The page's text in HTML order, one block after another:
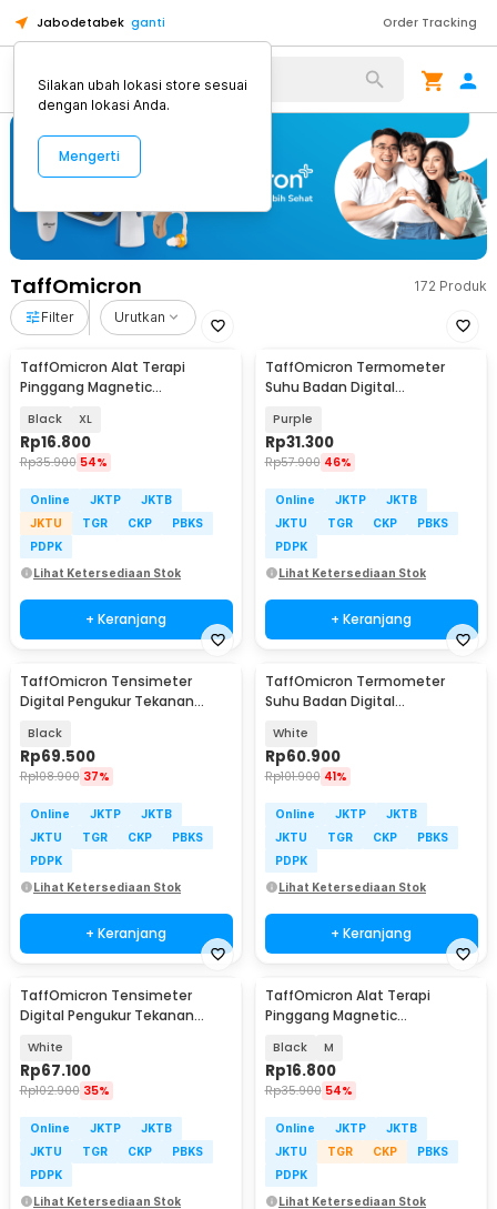
Jabodetabek ganti Order Tracking
Alat Kopi
TaffOmicron 172 Produk
Filter
Urutkan
TaffOmicron Alat Terapi
Pinggang Magnetic
Black XL
Rp16.800
Rp35.900 54%
Online JKTP
JKTB
JKTU
TGR CKP
PBKS
PDPK
Lihat Ketersediaan Stok
+ Keranjang
TaffOmicron Termometer
Suhu Badan Digital
AD801
Purple
Rp31.300
Rp57.900 46%
Online JKTP
JKTB
JKTU
TGR CKP
PBKS
PDPK
Lihat Ketersediaan Stok
+ Keranjang
TaffOmicron Tensimeter
Digital Pengukur Tekanan
Black
Rp69.500
Rp108.900 37%
Online JKTP
JKTB
JKTU
TGR CKP
PBKS
PDPK
Lihat Ketersediaan Stok
+ Keranjang
TaffOmicron Termometer
Suhu Badan Digital
F02
White
Rp60.900
Rp101.900 41%
Online JKTP
JKTB
JKTU
TGR CKP
PBKS
PDPK
Lihat Ketersediaan Stok
+ Keranjang
TaffOmicron Tensimeter
Digital Pengukur Tekanan
White
Rp67.100
Rp102.900 35%
Online JKTP
JKTB
JKTU
TGR CKP
PBKS
PDPK
Lihat Ketersediaan Stok
TaffOmicron Alat Terapi
Pinggang Magnetic
Black M
Rp16.800
Rp35.900 54%
Online JKTP
JKTB
JKTU
TGR CKP
PBKS
PDPK
Lihat Ketersediaan Stok
Silakan ubah lokasi store sesuai
dengan lokasi Anda.
Mengerti